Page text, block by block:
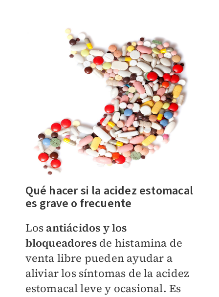
Qué hacer si la acidez estomacal
es grave o frecuente
Los antiácidos y los
bloqueadoresde histamina de
venta libre pueden ayudar a
aliviar los síntomas de la acidez
estomacal leve y ocasional. Es